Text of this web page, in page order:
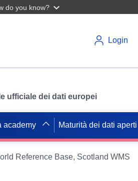
do you know?
Login
ufficiale dei dati europei
academy Maturità dei dati aperti
Reference Base, Scotland WMS